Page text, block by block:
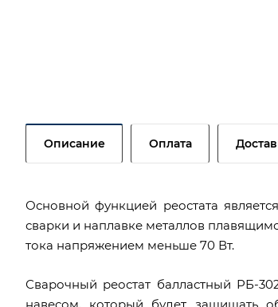
Описание Оплата
Основной функцией реостата
сварки и наплавке металлов
тока напряжением меньше 70 Вт.
Сварочный реостат балластный РБ-